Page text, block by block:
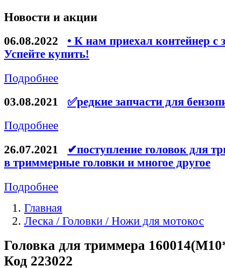
Запчасти для электроинструмента другие
Запчасти для компрессоров
Конденсаторы
Ремни для электроинструмента
Новости и акции
06.08.2022
• К нам приехал контейнер с
Успейте купить!
Подробнее
03.08.2021
✅редкие запчасти для
Подробнее
26.07.2021
✔поступление головок для
в триммерные головки и многое другое
Подробнее
Главная
Леска / Головки / Ножи для мотокос
Головка для триммера
Код 223022